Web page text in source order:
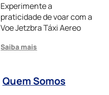
Experimente a
praticidade de voar com a
Voe Jetzbra Táxi Aereo
Saiba mais
Quem Somos